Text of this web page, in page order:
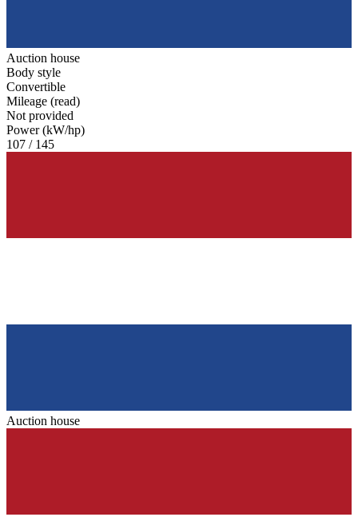
Auction house
Body style
Convertible
Mileage (read)
Not provided
Power (kW/hp)
107 / 145
Auction house